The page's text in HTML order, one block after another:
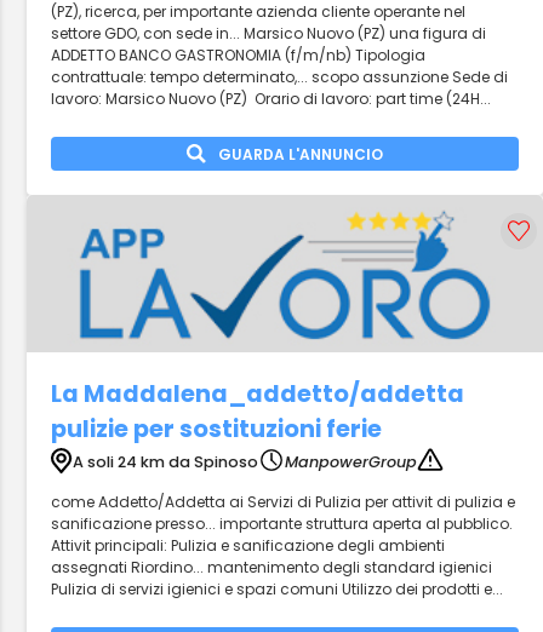
(PZ), ricerca, per importante azienda cliente operante nel
settore GDO, con sede in... Marsico Nuovo (PZ) una figura di
ADDETTO BANCO GASTRONOMIA (f/m/nb) Tipologia
contrattuale: tempo determinato,... scopo assunzione Sede di
lavoro: Marsico Nuovo (PZ) Orario di lavoro: part time (24H...
GUARDA L'ANNUNCIO
La Maddalena_addetto/addetta
pulizie per sostituzioni ferie
A soli 24 km da Spinoso
ManpowerGroup
come Addetto/Addetta ai Servizi di Pulizia per attivit di pulizia e
sanificazione presso... importante struttura aperta al pubblico.
Attivit principali: Pulizia e sanificazione degli ambienti
assegnati Riordino... mantenimento degli standard igienici
Pulizia di servizi igienici e spazi comuni Utilizzo dei prodotti e...